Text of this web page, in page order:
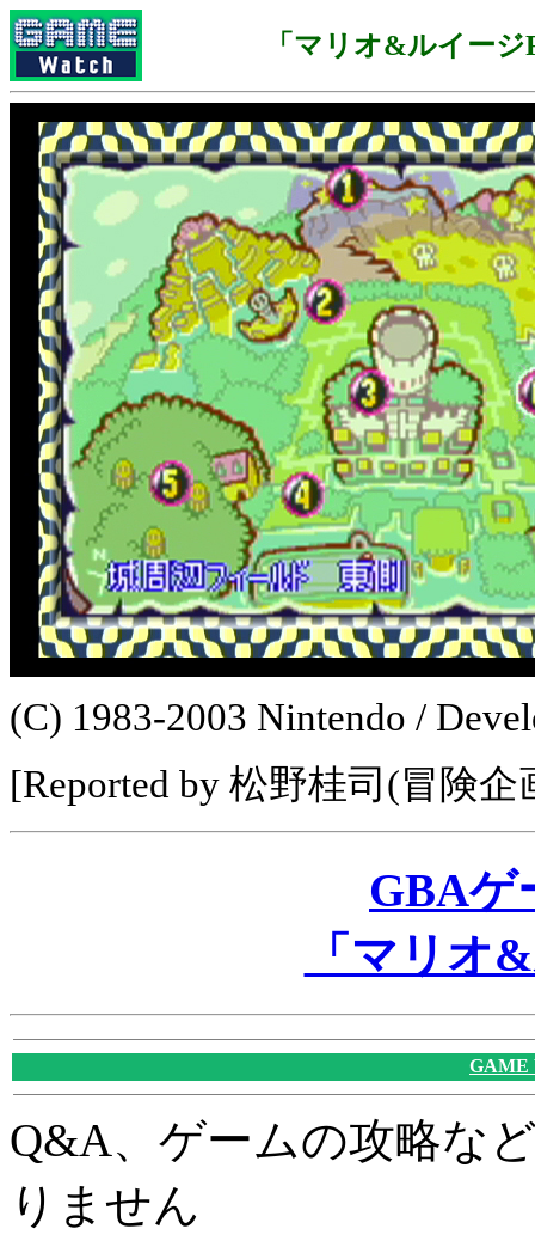
「マリオ&ルイージ
(C) 1983-2003 Nintendo /
[Reported by 松野桂司(冒険企
GBAゲ
「マリオ
GAME
Q&A、ゲームの攻略な
りません